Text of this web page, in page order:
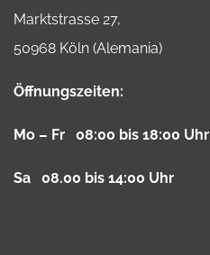
Marktstrasse 27,
50968 Köln (Alemania)
Öffnungszeiten:
Mo – Fr 08:00 bis 18:00 Uhr
Sa 08.00 bis 14:00 Uhr